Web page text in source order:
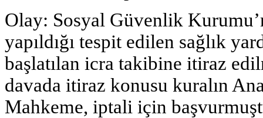
Olay: Sosyal Güvenlik
yapıldığı tespit edilen sağlık
başlatılan icra takibine itiraz
davada itiraz konusu kuralın
Mahkeme, iptali için